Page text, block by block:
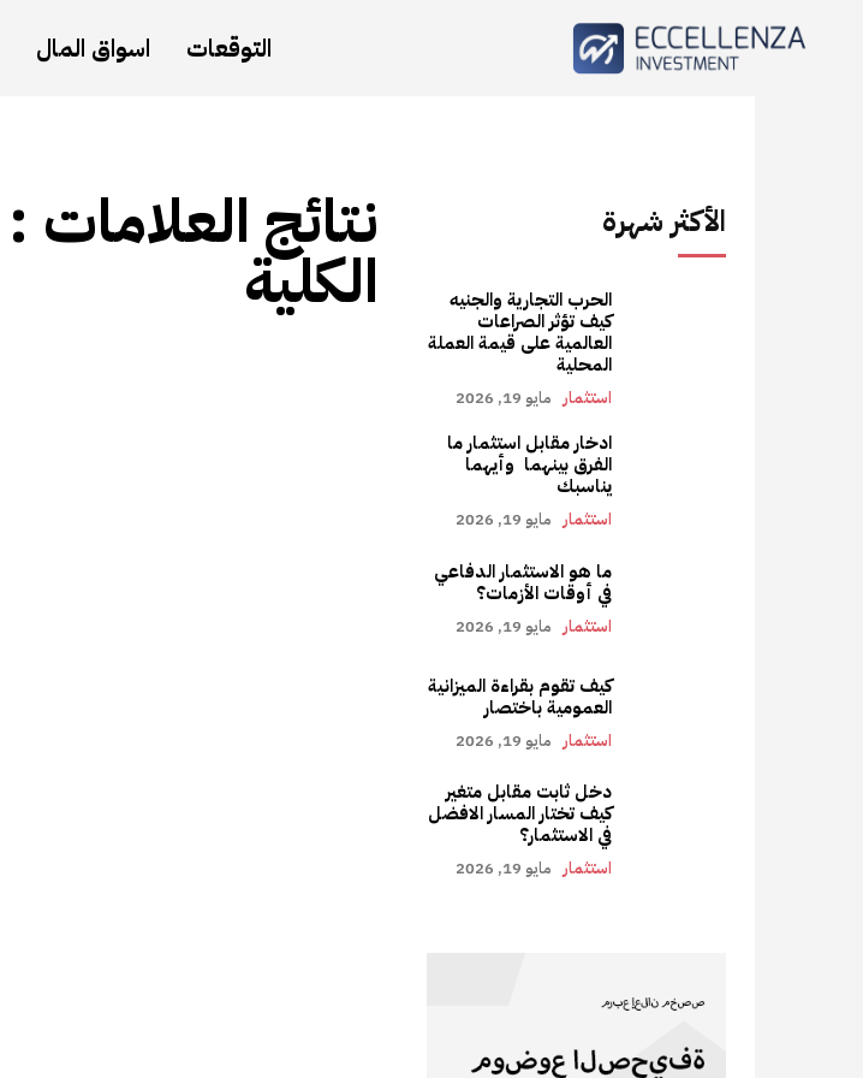
التوقعات اسواق المال
نتائج العلامات :
الكلية
الأكثر شهرة
الحرب التجارية والجنيه
كيف تؤثر الصراعات
العالمية على قيمة العملة
المحلية
استثمار مايو 19, 2026
ادخار مقابل استثمار ما
الفرق بينهما وأيهما
يناسبك
استثمار مايو 19, 2026
ما هو الاستثمار الدفاعي
في أوقات الأزمات؟
استثمار مايو 19, 2026
كيف تقوم بقراءة الميزانية
العمومية باختصار
استثمار مايو 19, 2026
دخل ثابت مقابل متغير
كيف تختار المسار الافضل
في الاستثمار؟
استثمار مايو 19, 2026